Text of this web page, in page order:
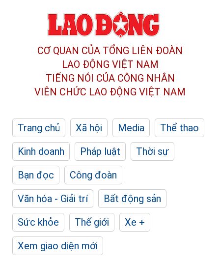
CƠ QUAN CỦA TỔNG LIÊN ĐOÀN
LAO ĐỘNG VIỆT NAM
TIẾNG NÓI CỦA CÔNG NHÂN
VIÊN CHỨC LAO ĐỘNG VIỆT NAM
Trang chủ Xã hội Media
Thể thao
Kinh doanh
Pháp luật
Thời sự
Bạn đọc
Công đoàn
Văn hóa - Giải trí
Bất động sản
Sức khỏe
Thế giới
Xe +
Xem giao diện mới